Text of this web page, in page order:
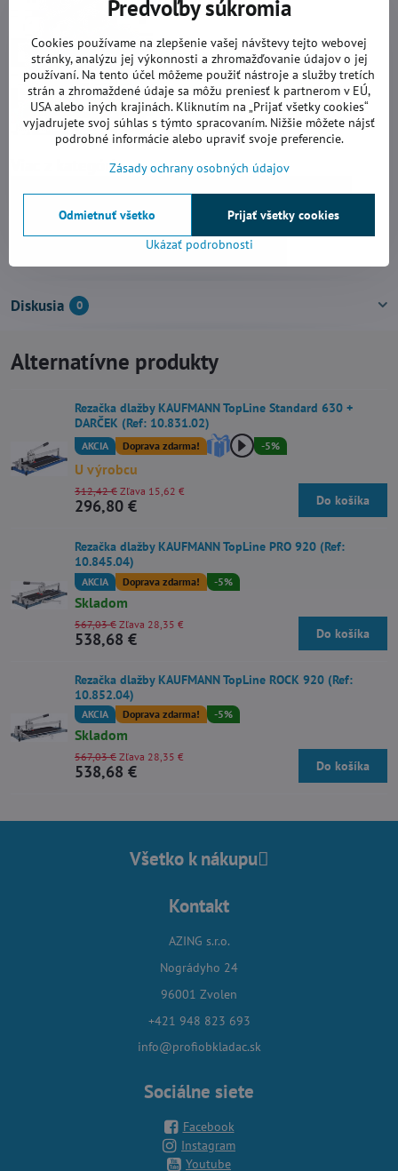
Viac z kategórie
Ručné rezačky obkladov a dlažieb
Príslušenstvo
Rezačky KAUFMANN
Ručné rezačky KAUFMANN
Príslušenstvo a náhradné diely KAUFMANN
Diskusia 0
Alternatívne produkty
Rezačka dlažby KAUFMANN TopLine Standard 630 +
DARČEK (Ref: 10.831.02)
AKCIA Doprava zdarma! -5%
U výrobcu
296,80 €
312,42 € Zľava 15,62 €
Do košíka
Rezačka dlažby KAUFMANN TopLine PRO 920 (Ref:
10.845.04)
AKCIA Doprava zdarma! -5%
Skladom
538,68 €
567,03 € Zľava 28,35 €
Do košíka
Rezačka dlažby KAUFMANN TopLine ROCK 920 (Ref:
10.852.04)
AKCIA Doprava zdarma! -5%
Skladom
538,68 €
567,03 € Zľava 28,35 €
Do košíka
Všetko k nákupu
Kontakt
AZING s.r.o.
Nográdyho 24
96001 Zvolen
+421 948 823 693
info@profiobkladac.sk
Sociálne siete
Facebook
Instagram
Youtube
Predvoľby súkromia
Cookies používame na zlepšenie vašej návštevy tejto webovej
stránky, analýzu jej výkonnosti a zhromažďovanie údajov o jej
používaní. Na tento účel môžeme použiť nástroje a služby tretích
strán a zhromaždené údaje sa môžu preniesť k partnerom v EÚ,
USA alebo iných krajinách. Kliknutím na „Prijať všetky cookies“
vyjadrujete svoj súhlas s týmto spracovaním. Nižšie môžete nájsť
podrobné informácie alebo upraviť svoje preferencie.
Zásady ochrany osobných údajov
Ukázať podrobnosti
Prijať všetky cookies
Odmietnuť všetko